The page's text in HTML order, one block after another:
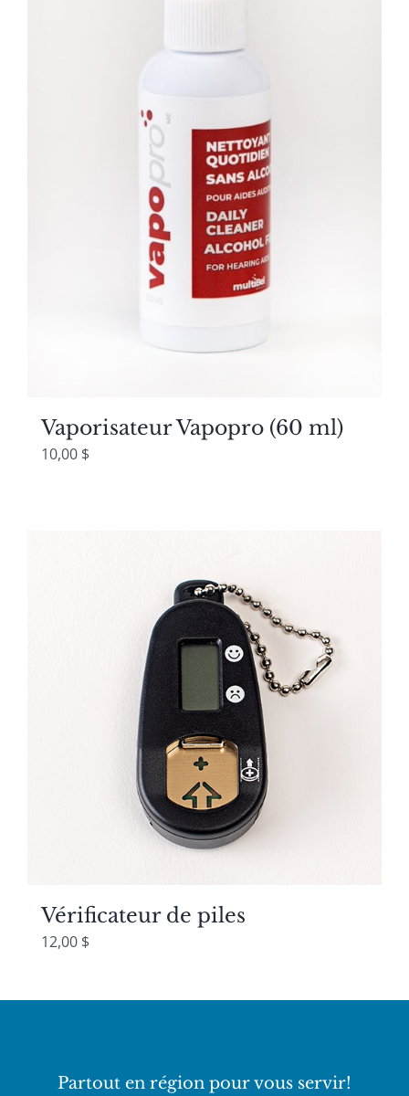
Vaporisateur Vapopro (60 ml)
10,00 $
Vérificateur de piles
12,00 $
Partout en région pour vous servir!